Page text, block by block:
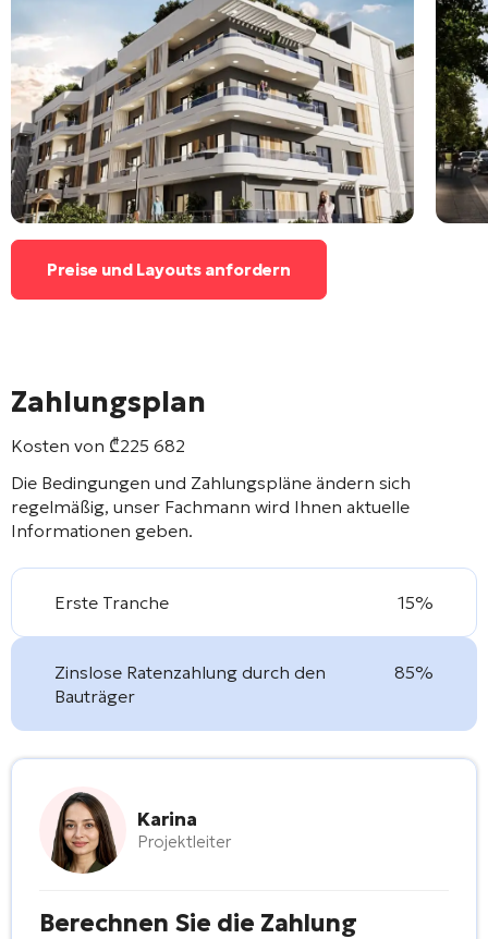
Preise und Layouts anfordern
Zahlungsplan
Kosten von ₾225 682
Die Bedingungen und Zahlungspläne ändern sich
regelmäßig, unser Fachmann wird Ihnen aktuelle
Informationen geben.
Erste Tranche 15%
Zinslose Ratenzahlung durch den
Bauträger
85%
Karina
Projektleiter
Berechnen Sie die Zahlung